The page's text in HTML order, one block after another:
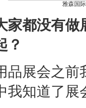
雅森国
都没有做
？
展会之前
我知道了展